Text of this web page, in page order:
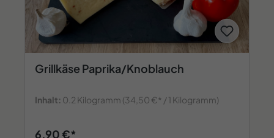
Grillkäse Paprika/Knoblauch
Inhalt: 0.2 Kilogramm (34,50 €* / 1 Kilogramm)
6,90 €*